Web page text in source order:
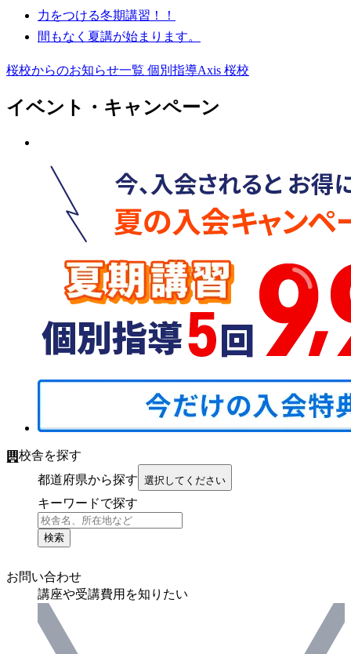
力をつける冬期講習！！
間もなく夏講が始まります。
桜校からのお知らせ一覧 個別指導Axis 桜校
イベント・キャンペーン
校舎を探す
都道府県から探す 選択してください
キーワードで探す
検索
お問い合わせ
講座や受講費用を知りたい